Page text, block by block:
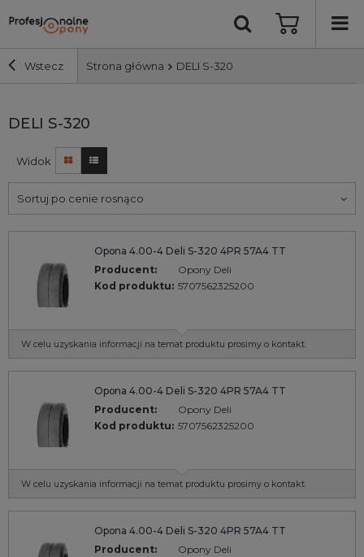
Wstecz Strona główna DELI S-320
Szerokość i profil
Średnica
Producent
Wyszukaj
DELI S-320
Widok
Sortuj po cenie rosnąco
Opona 4.00-4 Deli S-320 4PR 57A4 TT
Producent:
Opony Deli
Kod produktu: 5707562325200
W celu uzyskania informacji na temat produktu prosimy o kontakt.
Opona 4.00-4 Deli S-320 4PR 57A4 TT
Producent:
Opony Deli
Kod produktu: 5707562325200
W celu uzyskania informacji na temat produktu prosimy o kontakt.
Opona 4.00-4 Deli S-320 4PR 57A4 TT
Producent:
Opony Deli